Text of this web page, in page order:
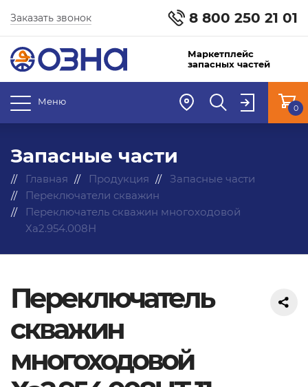
8 800 250 21 01
Заказать звонок
Маркетплейс
запасных частей
Меню
0
Запасные части
Главная Продукция
Запасные части
Переключатели скважин
Переключатель скважин многоходовой
Ха2.954.008Н
Переключатель
скважин
многоходовой